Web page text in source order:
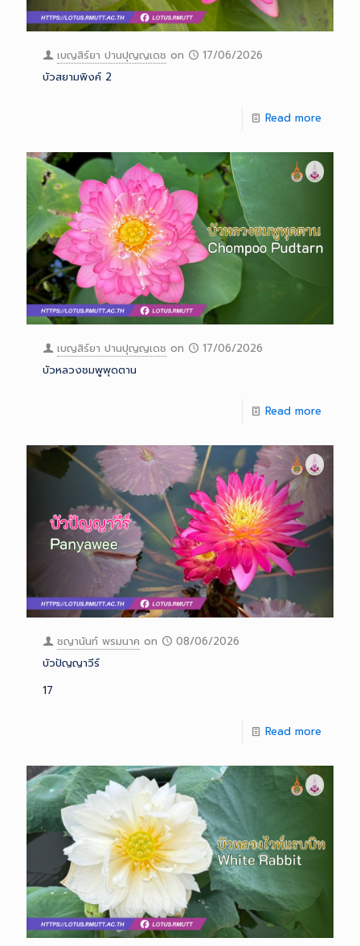
เบญสิร์ยา ปานปุญญเดช on
17/06/2026
บัวสยามพิงค์ 2
Read more
เบญสิร์ยา ปานปุญญเดช on
17/06/2026
บัวหลวงชมพูพุดตาน
Read more
ชญานันท์ พรมนาค on
08/06/2026
บัวปัญญาวีร์
17
Read more